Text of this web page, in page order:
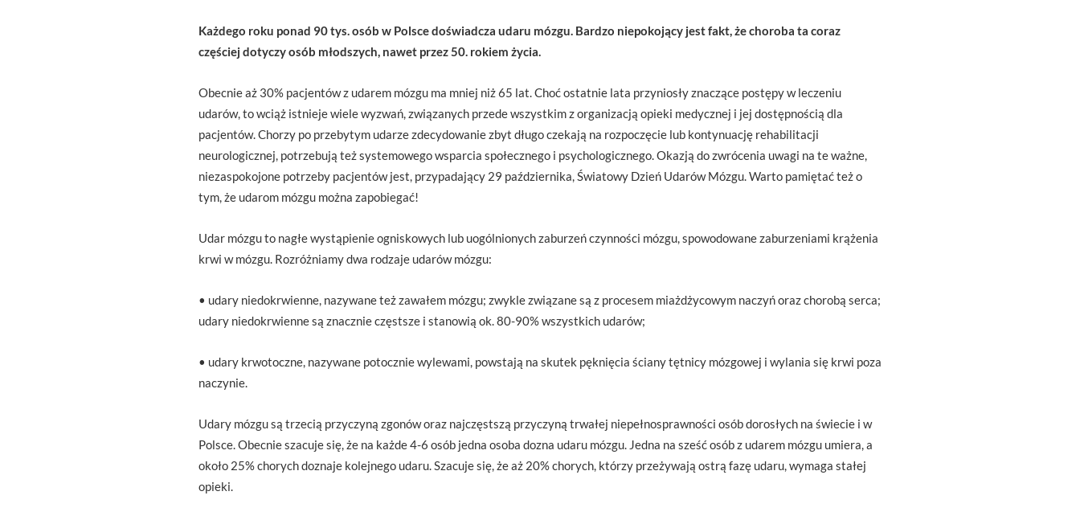
Każdego roku ponad 90 tys. osób w Polsce doświadcza udaru mózgu. Bardzo niepokojący jest fakt, że choroba ta coraz
częściej dotyczy osób młodszych, nawet przez 50. rokiem życia.
Obecnie aż 30% pacjentów z udarem mózgu ma mniej niż 65 lat. Choć ostatnie lata przyniosły znaczące postępy w leczeniu
udarów, to wciąż istnieje wiele wyzwań, związanych przede wszystkim z organizacją opieki medycznej i jej dostępnością dla
pacjentów. Chorzy po przebytym udarze zdecydowanie zbyt długo czekają na rozpoczęcie lub kontynuację rehabilitacji
neurologicznej, potrzebują też systemowego wsparcia społecznego i psychologicznego. Okazją do zwrócenia uwagi na te ważne,
niezaspokojone potrzeby pacjentów jest, przypadający 29 października, Światowy Dzień Udarów Mózgu. Warto pamiętać też o
tym, że udarom mózgu można zapobiegać!
Udar mózgu to nagłe wystąpienie ogniskowych lub uogólnionych zaburzeń czynności mózgu, spowodowane zaburzeniami krążenia
krwi w mózgu. Rozróżniamy dwa rodzaje udarów mózgu:
• udary niedokrwienne, nazywane też zawałem mózgu; zwykle związane są z procesem miażdżycowym naczyń oraz chorobą serca;
udary niedokrwienne są znacznie częstsze i stanowią ok. 80-90% wszystkich udarów;
• udary krwotoczne, nazywane potocznie wylewami, powstają na skutek pęknięcia ściany tętnicy mózgowej i wylania się krwi poza
naczynie.
Udary mózgu są trzecią przyczyną zgonów oraz najczęstszą przyczyną trwałej niepełnosprawności osób dorosłych na świecie i w
Polsce. Obecnie szacuje się, że na każde 4-6 osób jedna osoba dozna udaru mózgu. Jedna na sześć osób z udarem mózgu umiera, a
około 25% chorych doznaje kolejnego udaru. Szacuje się, że aż 20% chorych, którzy przeżywają ostrą fazę udaru, wymaga stałej
opieki.